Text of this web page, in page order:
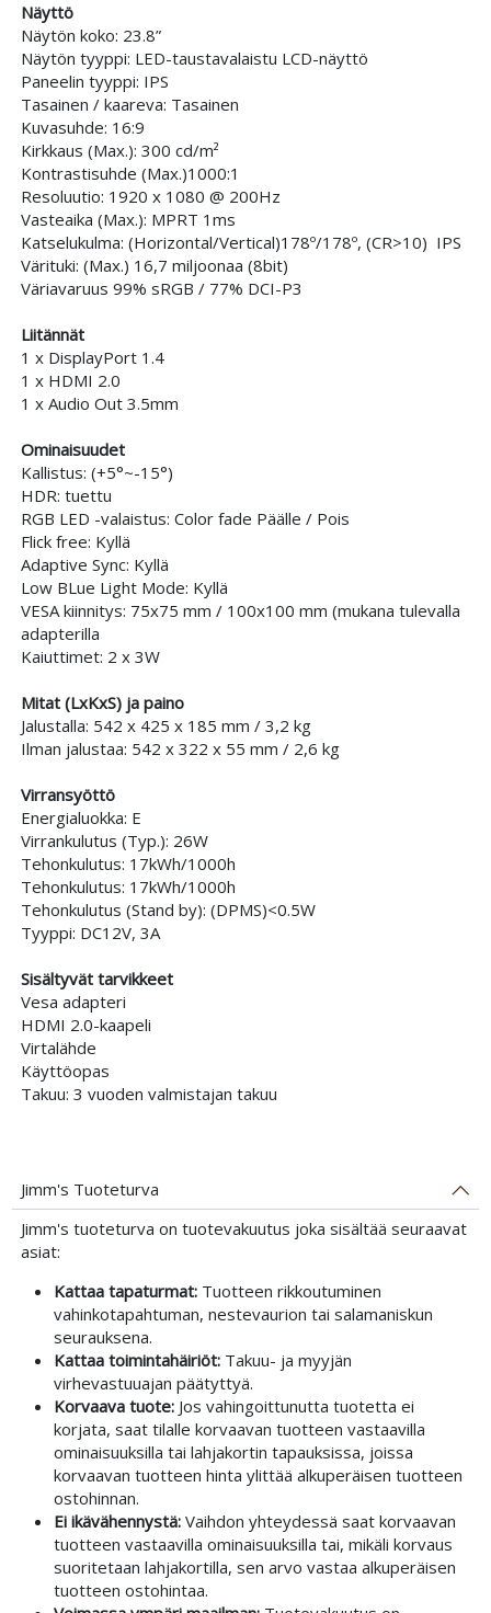
Näyttö
Näytön koko: 23.8”
Näytön tyyppi: LED-taustavalaistu LCD-näyttö
Paneelin tyyppi: IPS
Tasainen / kaareva: Tasainen
Kuvasuhde: 16:9
Kirkkaus (Max.): 300 cd/m²
Kontrastisuhde (Max.)1000:1
Resoluutio: 1920 x 1080 @ 200Hz
Vasteaika (Max.): MPRT 1ms
Katselukulma: (Horizontal/Vertical)178º/178º, (CR>10) IPS
Värituki: (Max.) 16,7 miljoonaa (8bit)
Väriavaruus 99% sRGB / 77% DCI-P3
Liitännät
1 x DisplayPort 1.4
1 x HDMI 2.0
1 x Audio Out 3.5mm
Ominaisuudet
Kallistus: (+5°~-15°)
HDR: tuettu
RGB LED -valaistus: Color fade Päälle / Pois
Flick free: Kyllä
Adaptive Sync: Kyllä
Low BLue Light Mode: Kyllä
VESA kiinnitys: 75x75 mm / 100x100 mm (mukana tulevalla
adapterilla
Kaiuttimet: 2 x 3W
Mitat (LxKxS) ja paino
Jalustalla: 542 x 425 x 185 mm / 3,2 kg
Ilman jalustaa: 542 x 322 x 55 mm / 2,6 kg
Virransyöttö
Energialuokka: E
Virrankulutus (Typ.): 26W
Tehonkulutus: 17kWh/1000h
Tehonkulutus: 17kWh/1000h
Tehonkulutus (Stand by): (DPMS)<0.5W
Tyyppi: DC12V, 3A
Sisältyvät tarvikkeet
Vesa adapteri
HDMI 2.0-kaapeli
Virtalähde
Käyttöopas
Takuu: 3 vuoden valmistajan takuu
Jimm's Tuoteturva
Jimm's tuoteturva on tuotevakuutus joka sisältää seuraavat
asiat:
Kattaa tapaturmat:Tuotteen rikkoutuminen
vahinkotapahtuman, nestevaurion tai salamaniskun
seurauksena.
Kattaa toimintahäiriöt:Takuu- ja myyjän
virhevastuuajan päätyttyä.
Korvaava tuote:Jos vahingoittunutta tuotetta ei
korjata, saat tilalle korvaavan tuotteen vastaavilla
ominaisuuksilla tai lahjakortin tapauksissa, joissa
korvaavan tuotteen hinta ylittää alkuperäisen tuotteen
ostohinnan.
Ei ikävähennystä:Vaihdon yhteydessä saat korvaavan
tuotteen vastaavilla ominaisuuksilla tai, mikäli korvaus
suoritetaan lahjakortilla, sen arvo vastaa alkuperäisen
tuotteen ostohintaa.